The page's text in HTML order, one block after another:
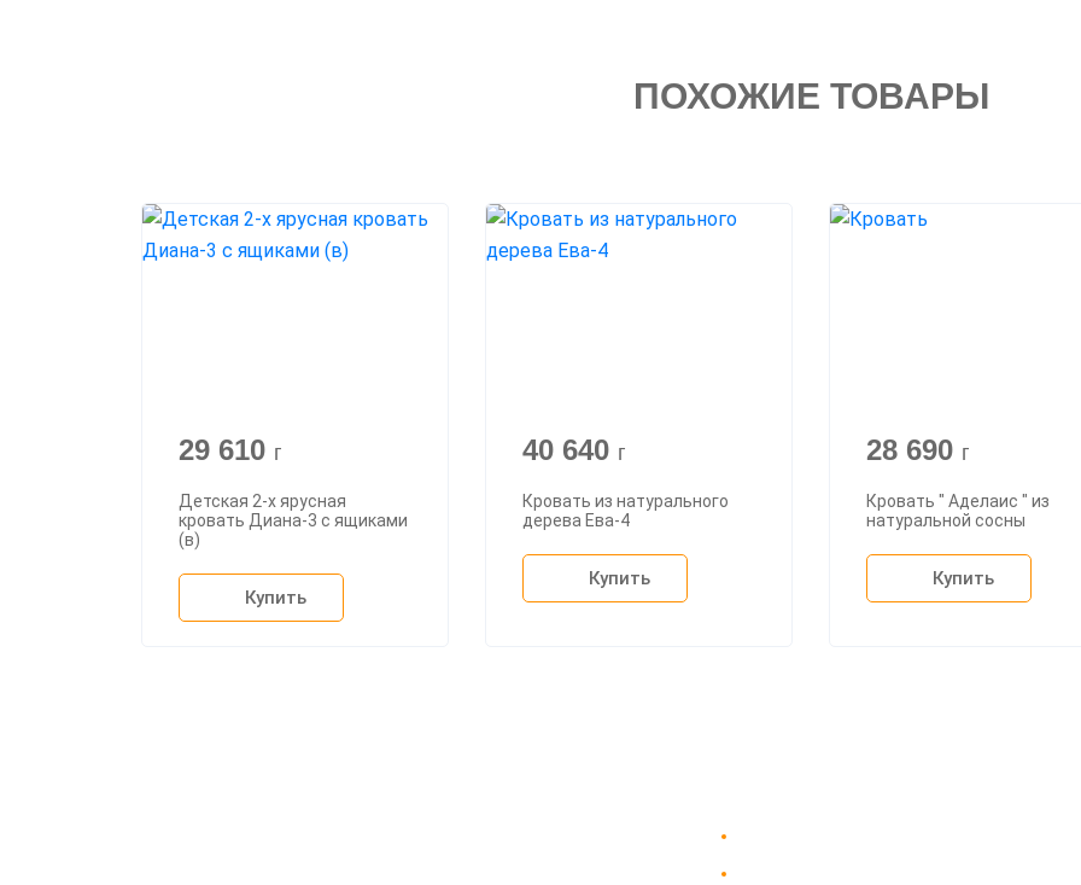
ПОХОЖИЕ ТОВАРЫ
29 610 г
Детская 2-х ярусная
кровать Диана-3 с ящиками
(в)
Купить
40 640 г
Кровать из натурального
дерева Ева-4
Купить
28 690 г
Кровать " Аделаис " из
натуральной сосны
Купить